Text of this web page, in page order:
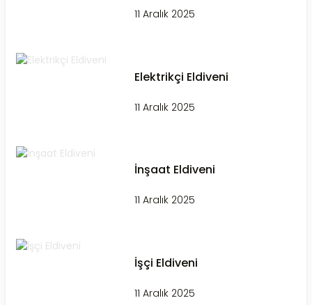
11 Aralık 2025
Elektrikçi Eldiveni
11 Aralık 2025
İnşaat Eldiveni
11 Aralık 2025
İşçi Eldiveni
11 Aralık 2025